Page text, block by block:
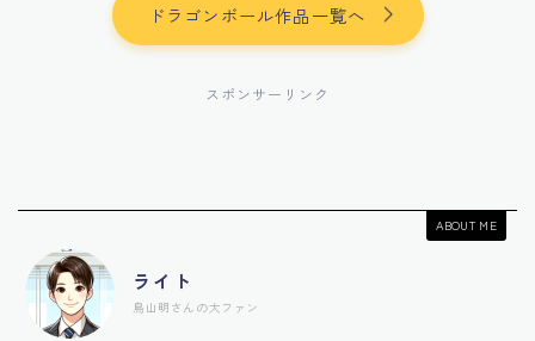
ドラゴンボール作品一覧へ
スポンサーリンク
ABOUT ME
ライト
鳥山明さんの大ファン